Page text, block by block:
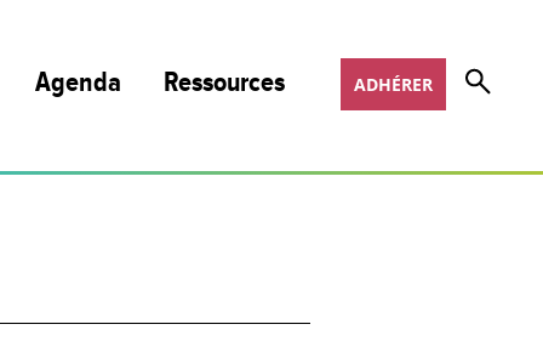
Agenda Ressources ADHÉRER